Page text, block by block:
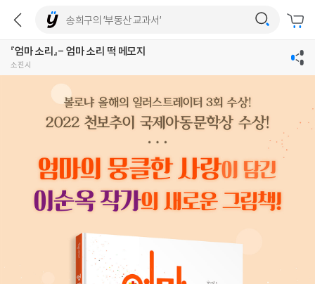
『엄마 소리』- 엄마 소리 떡 메모지
소진시